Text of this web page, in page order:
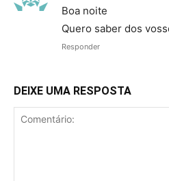
Boa noite
Quero saber dos
Responder
DEIXE UMA RESPOSTA